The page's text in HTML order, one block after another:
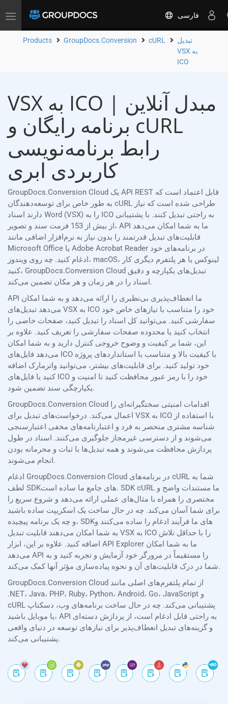
Toggle
فارسی
Products GroupDocs.Conversion cURL
تبدیل
VSX به
ICO
VSX به ICO مبدل آنلاین |
برنامه رایگان و cURL
رابط برنامه‌نویسی
کاربردی ابری
GroupDocs.Conversion Cloud یک API REST قابل اعتماد است که
به طور خاص برای توسعه‌دهندگان cURL طراحی شده است که نیاز
دارند اسناد Word (VSX) را به ICO به راحتی تبدیل کنند. با پشتیبانی
از بیش از 153 فرمت سند و تصویر، API ما به شما امکان می‌دهد
قابلیت‌های تبدیل قدرتمند را بدون نیاز به نرم‌افزار اضافی مانند
Microsoft Office یا Adobe Acrobat Reader در برنامه‌های خود
ادغام کنید. چه روی ویندوز، macOS، لینوکس یا هر پلتفرم دیگری کار
کنید، GroupDocs.Conversion Cloud تبدیل‌های یکپارچه و دقیق
اسناد را در هر زمان و هر مکان تضمین می‌کند.
API ما انعطاف‌پذیری بی‌نظیری را ارائه می‌دهد و به شما امکان
می‌دهد تبدیل‌های VSX به ICO خود را متناسب با نیازهای خاص خود
سفارشی کنید. می‌توانید کل اسناد را تبدیل کنید، صفحات خاصی را
انتخاب کنید یا محدوده صفحات سفارشی را تعریف کنید. علاوه بر
این، شما بر کیفیت و وضوح خروجی کنترل دارید و به شما امکان
می‌دهد فایل‌های ICO با کیفیت بالا و متناسب با استانداردهای پروژه
خود تولید کنید. برای قابلیت‌های بیشتر، می‌توانید واترمارک اضافه
کنید یا فایل‌های ICO خود را با رمز عبور محافظت کنید تا امنیت و
یکپارچگی سند تضمین شود.
GroupDocs.Conversion Cloud اقدامات امنیتی سختگیرانه‌ای را
اعمال می‌کند. درخواست‌های تبدیل برای VSX به ICO با استفاده از
شناسه مشتری منحصر به فرد و اعتبارنامه‌های مخفی اعتبارسنجی
می‌شوند و از دسترسی غیرمجاز جلوگیری می‌کنند. اسناد در طول
پردازش محافظت می‌شوند و همه تبدیل‌ها با ثبات و محرمانه بودن
انجام می‌شوند.
ادغام GroupDocs.Conversion Cloud در برنامه‌های cURL شما به
لطف SDKهای جامع ما ساده است. SDK cURL ما مستندات واضح و
مختصری را همراه با مثال‌های عملی ارائه می‌دهد و شروع سریع را
برای شما آسان می‌کند. چه در حال ساخت یک اسکریپت ساده باشید
و چه یک برنامه پیچیده، SDKهای ما فرآیند ادغام را ساده می‌کنند و
به شما امکان می‌دهند قابلیت تبدیل VSX به ICO را با حداقل تلاش
اضافه کنید. علاوه بر این، ابزار API Explorer ما به شما امکان
می‌دهد API را مستقیماً در مرورگر خود آزمایش و تجربه کنید و به
شما در درک قابلیت‌های آن و نحوه پیاده‌سازی مؤثر آنها کمک می‌کند.
GroupDocs.Conversion Cloud از تمام پلتفرم‌های اصلی مانند
.NET، Java، PHP، Ruby، Python، Android، Go، JavaScript و
cURL پشتیبانی می‌کند. چه در حال ساخت برنامه‌های وب، دسکتاپ
یا موبایل باشید، API به راحتی قابل ادغام است، از پردازش دسته‌ای
و گزینه‌های تبدیل انعطاف‌پذیر برای نیازهای توسعه در دنیای واقعی
پشتیبانی می‌کند.